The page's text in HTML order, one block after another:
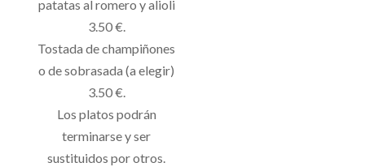
patatas al romero y alioli
3.50 €.
Tostada de champiñones
o de sobrasada (a elegir)
3.50 €.
Los platos podrán
terminarse y ser
sustituidos por otros.